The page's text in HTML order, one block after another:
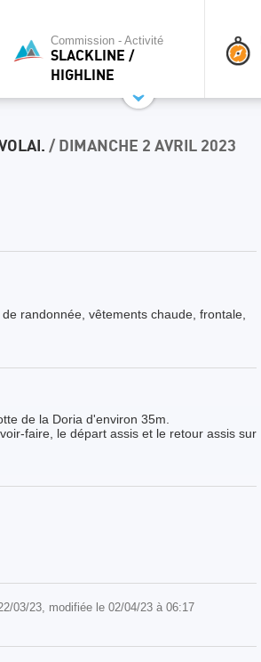
Commission - Activité
SLACKLINE /
HIGHLINE
/ DIMANCHE 2 AVRIL 2023
randonnée, vêtements chaude, frontale,
de la Doria d'environ 35m.
faire, le départ assis et le retour assis sur
03/23, modifiée le 02/04/23 à 06:17